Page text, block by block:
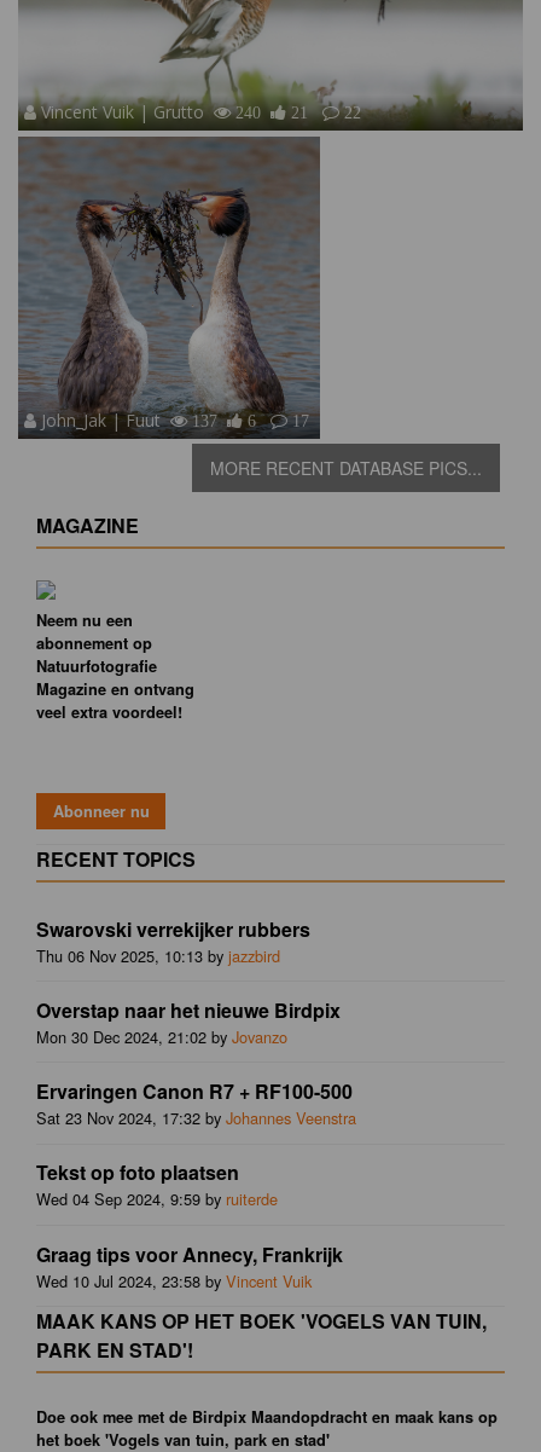
Vincent Vuik | Grutto 240 21 22
John_Jak | Fuut 137 6 17
MORE RECENT DATABASE PICS...
MAGAZINE
Neem nu een
abonnement op
Natuurfotografie
Magazine en ontvang
veel extra voordeel!
RECENT TOPICS
Swarovski verrekijker rubbers
Thu 06 Nov 2025, 10:13 by jazzbird
Overstap naar het nieuwe Birdpix
Mon 30 Dec 2024, 21:02 by Jovanzo
Ervaringen Canon R7 + RF100-500
Sat 23 Nov 2024, 17:32 by Johannes Veenstra
Tekst op foto plaatsen
Wed 04 Sep 2024, 9:59 by ruiterde
Graag tips voor Annecy, Frankrijk
Wed 10 Jul 2024, 23:58 by Vincent Vuik
MAAK KANS OP HET BOEK 'VOGELS VAN TUIN,
PARK EN STAD'!
Doe ook mee met de Birdpix Maandopdracht en maak kans op
het boek 'Vogels van tuin, park en stad'